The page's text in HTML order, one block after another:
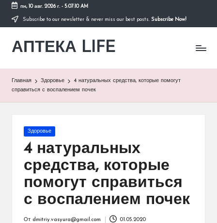
Перейти
содержимому
пн, 10 авг. 2026 г.- 5:07:10 AM
Subscribe to our newsletter & never miss our best posts. Subscribe Now!
АПТЕКА LIFE
сайт
Главная Здоровье
4 натуральных средства, которые помогут
справиться с воспалением почек
Опубликовано
Здоровье
4 натуральных
средства, которые
помогут справиться
с воспалением почек
От dmitriy.vasyura@gmail.com 01.05.2020